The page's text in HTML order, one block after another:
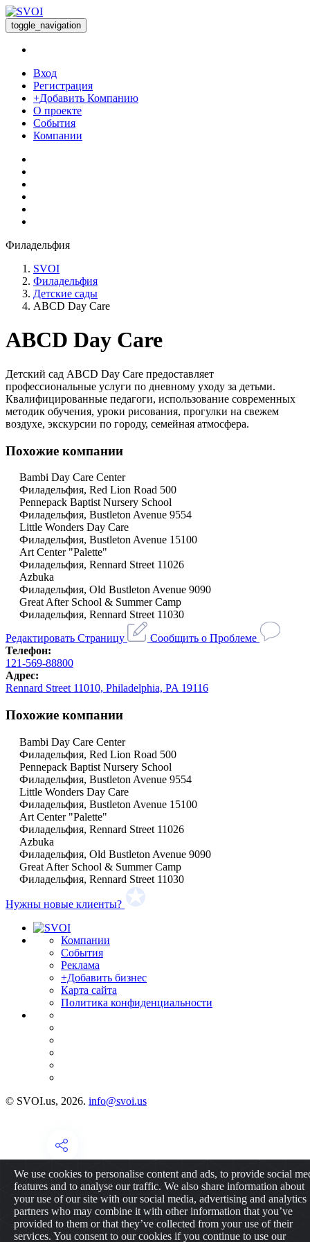
toggle_navigation
Вход
Регистрация
+Добавить Компанию
О проекте
События
Компании
Филадельфия
SVOI
Филадельфия
Детские сады
ABCD Day Care
ABCD Day Care
Детский сад ABCD Day Care предоставляет
профессиональные услуги по дневному уходу за детьми.
Квалифицированные педагоги, использование современных
методик обучения, уроки рисования, прогулки на свежем
воздухе, экскурсии по городу, семейная атмосфера.
Похожие компании
Bambi Day Care Center
Филадельфия, Red Lion Road 500
Pennepack Baptist Nursery School
Филадельфия, Bustleton Avenue 9554
Little Wonders Day Care
Филадельфия, Bustleton Avenue 15100
Art Center "Palette"
Филадельфия, Rennard Street 11026
Azbuka
Филадельфия, Old Bustleton Avenue 9090
Great After School & Summer Camp
Филадельфия, Rennard Street 11030
Редактировать Страницу
Сообщить о Проблеме
Телефон:
121-569-88800
Адрес:
Rennard Street 11010, Philadelphia, PA 19116
Похожие компании
Bambi Day Care Center
Филадельфия, Red Lion Road 500
Pennepack Baptist Nursery School
Филадельфия, Bustleton Avenue 9554
Little Wonders Day Care
Филадельфия, Bustleton Avenue 15100
Art Center "Palette"
Филадельфия, Rennard Street 11026
Azbuka
Филадельфия, Old Bustleton Avenue 9090
Great After School & Summer Camp
Филадельфия, Rennard Street 11030
Нужны новые клиенты?
Компании
События
Реклама
+Добавить бизнес
Карта сайта
Политика конфиденциальности
© SVOI.us, 2026. info@svoi.us
We use cookies to personalise content and ads, to provide social
features and to analyse our traffic. We also share information about
your use of our site with our social media, advertising and analytics
partners who may combine it with other information that you’ve
provided to them or that they’ve collected from your use of their
services. You consent to our cookies if you continue to use our